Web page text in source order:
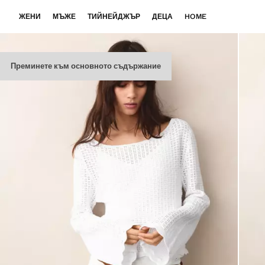
Преминете към основното съдържание
ЖЕНИ МЪЖЕ ТИЙНЕЙДЖЪР ДЕЦА HOME